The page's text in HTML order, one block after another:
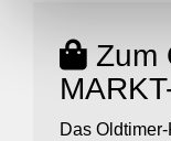
Zum
Das